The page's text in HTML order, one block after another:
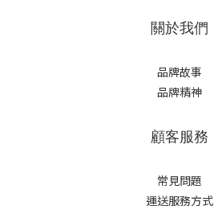
關於我們
品牌故事
品牌精神
顧客服務
常見問題
運送服務方式